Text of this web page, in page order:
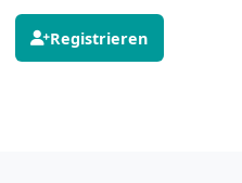
Registrieren